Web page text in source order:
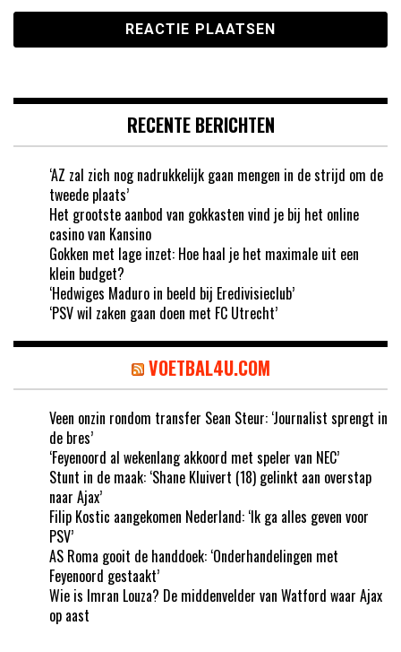
RECENTE BERICHTEN
‘AZ zal zich nog nadrukkelijk gaan mengen in de strijd om de
tweede plaats’
Het grootste aanbod van gokkasten vind je bij het online
casino van Kansino
Gokken met lage inzet: Hoe haal je het maximale uit een
klein budget?
‘Hedwiges Maduro in beeld bij Eredivisieclub’
‘PSV wil zaken gaan doen met FC Utrecht’
VOETBAL4U.COM
Veen onzin rondom transfer Sean Steur: ‘Journalist sprengt in
de bres’
‘Feyenoord al wekenlang akkoord met speler van NEC’
Stunt in de maak: ‘Shane Kluivert (18) gelinkt aan overstap
naar Ajax’
Filip Kostic aangekomen Nederland: ‘Ik ga alles geven voor
PSV’
AS Roma gooit de handdoek: ‘Onderhandelingen met
Feyenoord gestaakt’
Wie is Imran Louza? De middenvelder van Watford waar Ajax
op aast